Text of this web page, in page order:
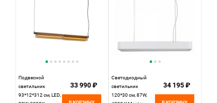
Подвесной
светильник
93*12*312 см, LED,
33 990 ₽
Светодиодный
светильник
120*30 см, 87W,
34 195 ₽